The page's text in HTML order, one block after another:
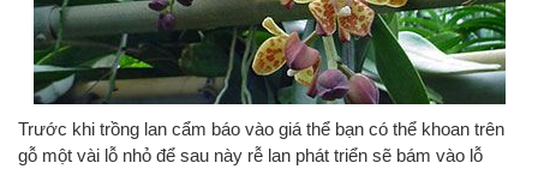
Trước khi trồng lan cẩm báo vào giá thể bạn có thể khoan trên
gỗ một vài lỗ nhỏ để sau này rễ lan phát triển sẽ bám vào lỗ